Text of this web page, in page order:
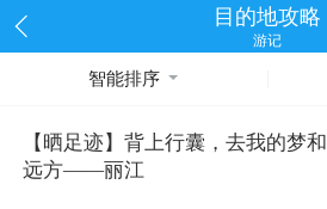
目的地攻略
游记
智能排序
【晒足迹】背上行囊，去我的梦和
远方——丽江